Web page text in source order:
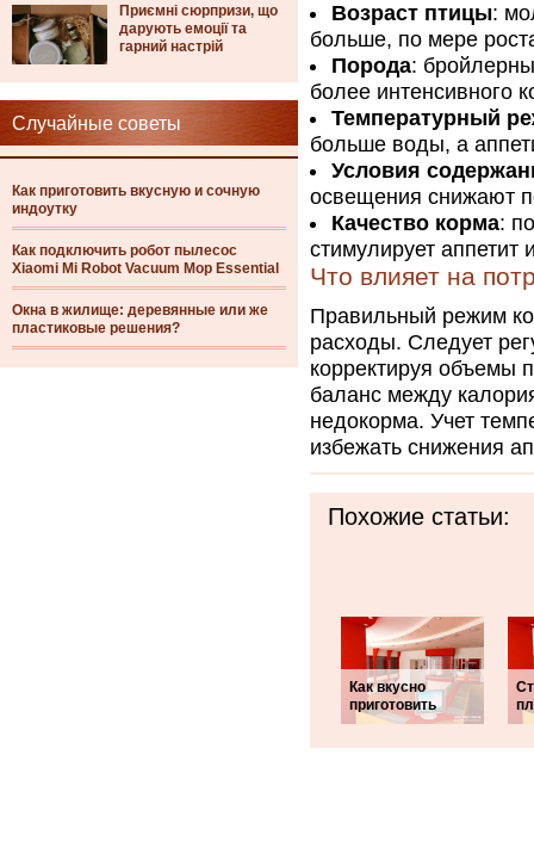
Приємні сюрпризи, що
дарують емоції та
гарний настрій
Случайные советы
Как приготовить вкусную и сочную
индоутку
Как подключить робот пылесос
Xiaomi Mi Robot Vacuum Mop Essential
Окна в жилище: деревянные или же
пластиковые решения?
Возраст птицы:
больше, по мере
Порода:
более интенсивного
Температурный
больше воды, а
Условия
освещения снижают
Качество корма:
стимулирует аппетит
Что влияет на
Правильный режим
расходы. Следует
корректируя объемы
баланс между
недокорма. Учет
избежать снижения
Похожие статьи:
Как вкусно
приготовить